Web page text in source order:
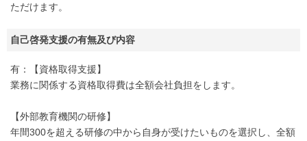
ただけます。
自己啓発支援の有無及び内容
有：【資格取得支援】
業務に関係する資格取得費は全額会社負担をします。
【外部教育機関の研修】
年間300を超える研修の中から自身が受けたいものを選択し、全額